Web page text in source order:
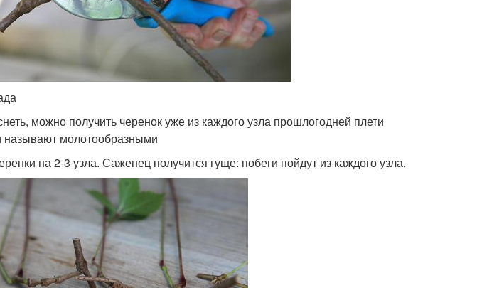
можно получить черенок уже из каждого узла прошлогодней плети
называют молотообразными
на 2-3 узла. Саженец получится гуще: побеги пойдут из каждого узла.